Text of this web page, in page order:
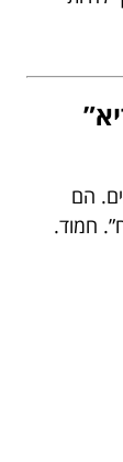
הם
חמוד.